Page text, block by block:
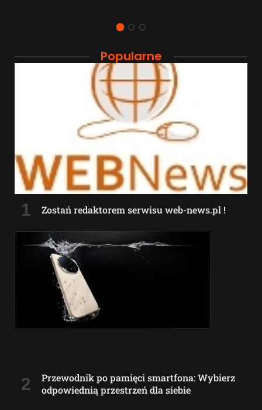
Popularne
Zostań redaktorem serwisu web-news.pl !
Przewodnik po pamięci smartfona: Wybierz
odpowiednią przestrzeń dla siebie